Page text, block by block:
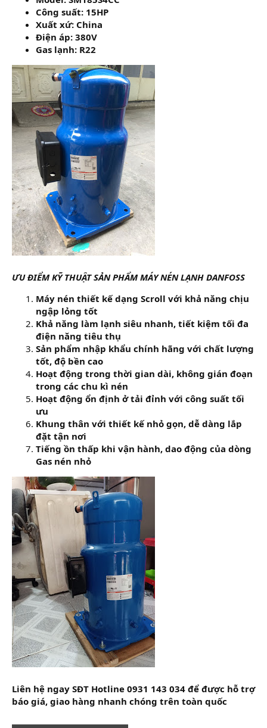
Công suất: 15HP
Xuất xứ: China
Điện áp: 380V
Gas lạnh: R22
ƯU ĐIỂM KỸ THUẬT SẢN PHẨM MÁY NÉN LẠNH DANFOSS
Máy nén thiết kế dạng Scroll với khả năng chịu
ngập lỏng tốt
Khả năng làm lạnh siêu nhanh, tiết kiệm tối đa
điện năng tiêu thụ
Sản phẩm nhập khẩu chính hãng với chất lượng
tốt, độ bền cao
Hoạt động trong thời gian dài, không gián đoạn
trong các chu kì nén
Hoạt động ổn định ở tải đỉnh với công suất tối
ưu
Khung thân với thiết kế nhỏ gọn, dễ dàng lắp
đặt tận nơi
Tiếng ồn thấp khi vận hành, dao động của dòng
Gas nén nhỏ
Liên hệ ngay SĐT Hotline 0931 143 034 để được hỗ trợ
báo giá, giao hàng nhanh chóng trên toàn quốc